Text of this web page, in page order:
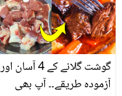
گوشت گلانے کے 4 آسان اور
آزمودہ طریقے۔۔ آپ بھی